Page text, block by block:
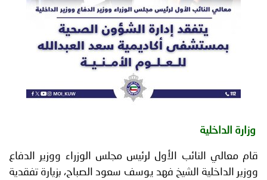
الأمانة
نحن
اتصل
وزارة الداخلية
قام معالي النائب الأول لرئيس مجلس الوزراء ووزير الدفاع
ووزير الداخلية الشيخ فهد يوسف سعود الصباح، بزيارة تفقدية